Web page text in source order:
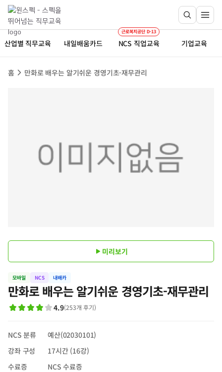
산업별 직무교육 내일배움카드
근로복지공단 D-13
NCS 직업교육 기업교육
홈 만화로 배우는 알기쉬운 경영기초-재무관리
미리보기
모바일 NCS 내배카
만화로 배우는 알기쉬운 경영기초-재무관리
4.9(253개 후기)
NCS 분류
예산(02030101)
강좌 구성
17시간 (16강)
수료증
NCS 수료증